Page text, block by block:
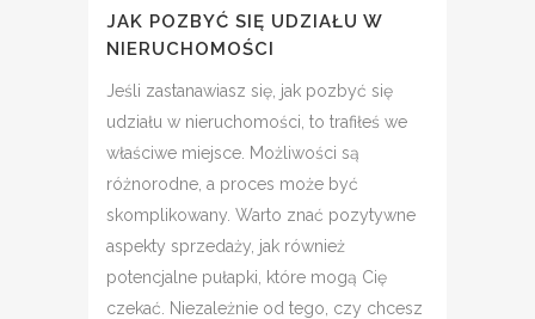
JAK POZBYĆ SIĘ UDZIAŁU W
NIERUCHOMOŚCI
Jeśli zastanawiasz się, jak pozbyć się
udziału w nieruchomości, to trafiłeś we
właściwe miejsce. Możliwości są
różnorodne, a proces może być
skomplikowany. Warto znać pozytywne
aspekty sprzedaży, jak również
potencjalne pułapki, które mogą Cię
czekać. Niezależnie od tego, czy chcesz